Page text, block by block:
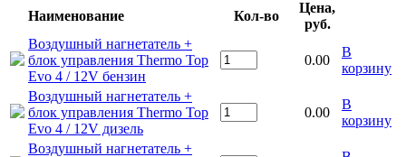
Наименование Кол-во
Цена,
руб.
Воздушный нагнетатель +
блок управления Thermo Top
Evo 4 / 12V бензин
0.00
В
корзину
Воздушный нагнетатель +
блок управления Thermo Top
Evo 4 / 12V дизель
0.00
В
корзину
Воздушный нагнетатель +